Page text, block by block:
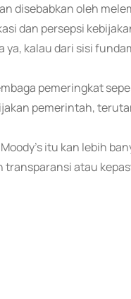
disebabkan oleh
dan persepsi
kalau dari sisi
pemeringkat
pemerintah,
itu kan lebih
atau